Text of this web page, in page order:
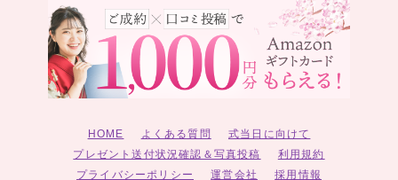
HOME よくある質問
式当日に向けて
プレゼント送付状況確認＆写真投稿
利用規約
プライバシーポリシー
運営会社 採用情報